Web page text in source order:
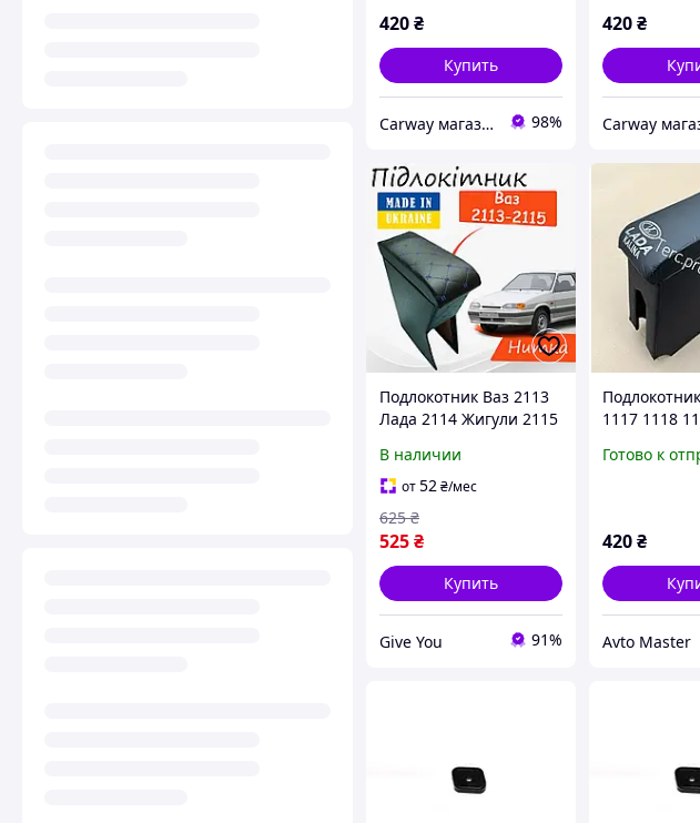
420₴
Купить
Сarway магазин автозапчастей 98%
420₴
Подлокотник Ваз 2113
Лада 2114 Жигули 2115
бардачок тюнинг
салона обвес Tuning
аксессуары
В наличии
от52₴/мес
525₴
625 ₴
Купить
Give You 91%
1117 1118
Готово к
420₴
Avto Master